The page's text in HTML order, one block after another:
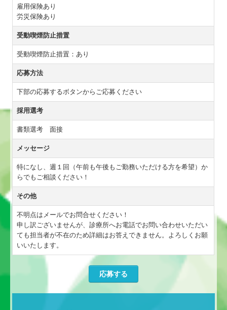
雇用保険あり
労災保険あり
受動喫煙防止措置
受動喫煙防止措置：あり
応募方法
下部の応募するボタンからご応募ください
採用選考
書類選考 面接
メッセージ
特になし、週１回（午前も午後もご勤務いただける方を希望）か
らでもご相談ください！
その他
不明点はメールでお問合せください！
申し訳ございませんが、診療所へお電話でお問い合わせいただい
ても担当者が不在のため詳細はお答えできません。よろしくお願
いいたします。
応募する